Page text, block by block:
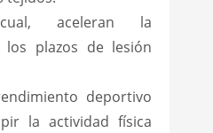
aceleran la
los plazos de lesión
deportivo
la actividad física